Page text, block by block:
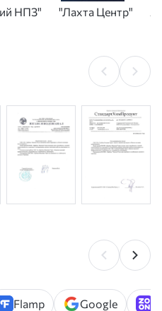
НПЗ" "Лахта Центр"
Flamp Google